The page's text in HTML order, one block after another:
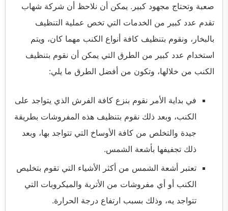
صعبة وتحتاج مجهود كبير. يمكن أن نلاحظ أن شركة شهاب
تقدم عدد كبير من الخدمات التي تخص عملية التنظيف
بالبخار، ونقوم بتنظيف كافة أنواع الكنب مهما كان، ويتم
استخدام عدد كبير من الطرق التي يمكن أن نقوم بتنظيف
الكنب من خلالها، وتكون من أفضل الطرق ما يلي:
في بداية الأمر نقوم بنزع كافة الفرش الذي يتواجد على
الكنب، وبعد ذلك نقوم بتنظيف هذه المفروشات بطريقة
جيدة والتخلص من كافة الأوساخ التي تتواجد بها، وبعد
ذلك تجفيفها بأشعة الشمس.
تعتبر أشعة الشمس من أكثر الأشياء التي تقوم بتخليص
الكنب أو أي مفروشات من الأتربة والميكروبات التي
تتواجد يه، وذلك بسبب ارتفاع درجة الحرارة.